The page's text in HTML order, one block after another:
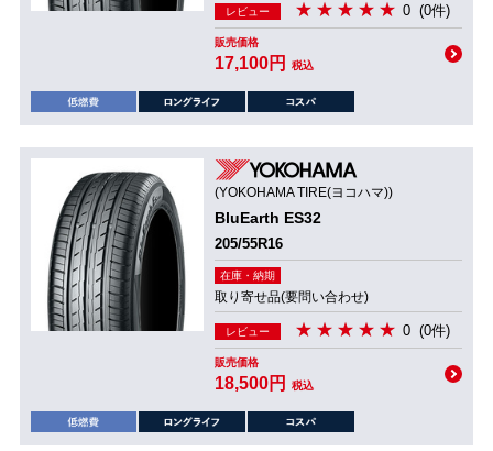
レビュー 0 (0件)
販売価格
17,100円 税込
(YOKOHAMA TIRE(ヨコハマ))
BluEarth ES32
205/55R16
在庫・納期
取り寄せ品(要問い合わせ)
レビュー 0 (0件)
販売価格
18,500円 税込